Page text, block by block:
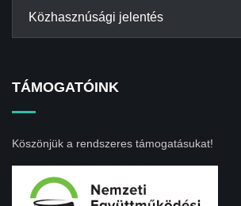
TÁMOGATÓINK
Köszönjük a rendszeres támogatásukat!